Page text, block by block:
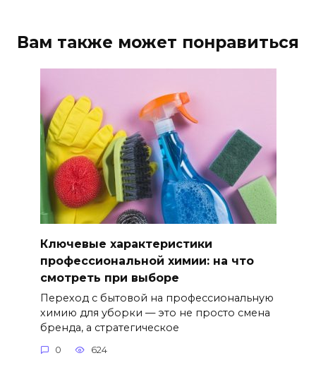
Вам также может понравиться
Ключевые характеристики
профессиональной химии: на что
смотреть при выборе
Переход с бытовой на профессиональную
химию для уборки — это не просто смена
бренда, а стратегическое
0 624